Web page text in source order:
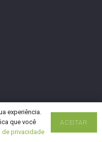
experiência.
que você
de privacidade
ACEITAR